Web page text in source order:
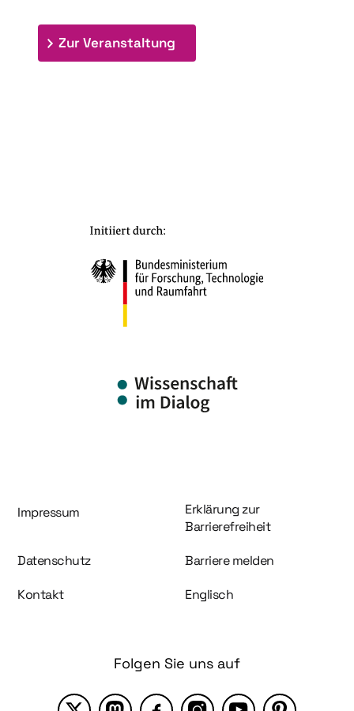
Zur Veranstaltung
Information und Service
Impressum
Erklärung zur
Barrierefreiheit
Datenschutz Barriere melden
Kontakt Englisch
Folgen Sie uns auf